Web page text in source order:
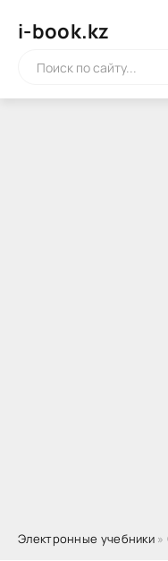
i-book.kz
Электронные учебники »